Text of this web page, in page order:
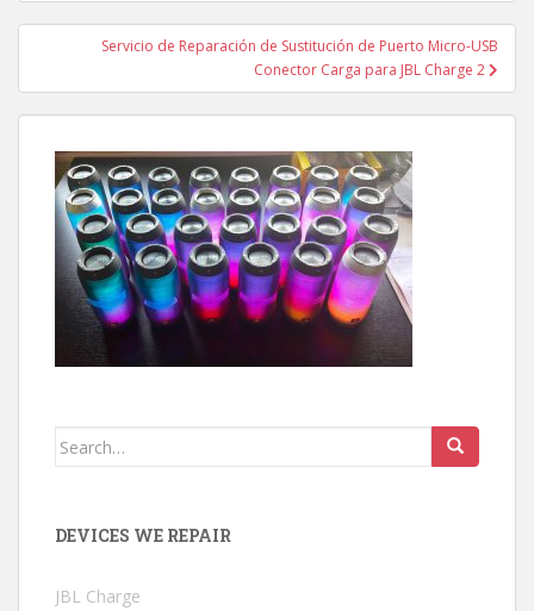
Servicio de Reparación de Sustitución de Puerto Micro-USB
Conector Carga para JBL Charge 2
Search
DEVICES WE REPAIR
JBL Charge